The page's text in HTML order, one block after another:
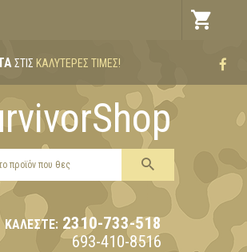
ΣΤΙΣ ΚΑΛΎΤΕΡΕΣ ΤΙΜΈΣ!
ΚΑΛΈΣΤΕ: 2310-733-518
693-410-8516